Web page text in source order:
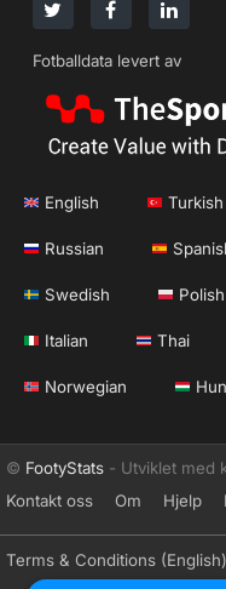
Fotballdata levert av
English Turkish
Russian
Swedish Polish
Italian Thai
Norwegian
© FootyStats - Utviklet med
Kontakt oss
Om Hjelp
Terms & Conditions (English)